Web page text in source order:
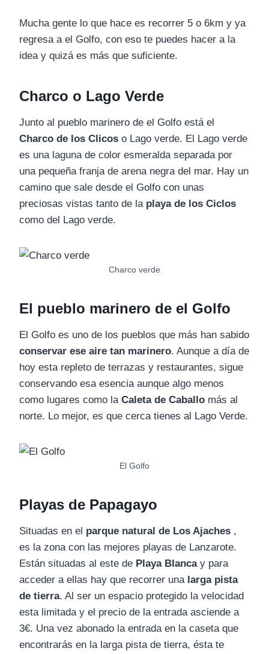
Mucha gente lo que hace es recorrer 5 o 6km y ya
regresa a el Golfo, con eso te puedes hacer a la
idea y quizá es más que suficiente.
Charco o Lago Verde
Junto al pueblo marinero de el Golfo está el
Charco de los Clicos o Lago verde. El Lago verde
es una laguna de color esmeralda separada por
una pequeña franja de arena negra del mar. Hay un
camino que sale desde el Golfo con unas
preciosas vistas tanto de la playa de los Ciclos
como del Lago verde.
Charco verde
El pueblo marinero de el Golfo
El Golfo es uno de los pueblos que más han sabido
conservar ese aire tan marinero. Aunque a día de
hoy esta repleto de terrazas y restaurantes, sigue
conservando esa esencia aunque algo menos
como lugares como la Caleta de Caballo más al
norte. Lo mejor, es que cerca tienes al Lago Verde.
El Golfo
Playas de Papagayo
Situadas en el parque natural de Los Ajaches ,
es la zona con las mejores playas de Lanzarote.
Están situadas al este de Playa Blancay para
acceder a ellas hay que recorrer una larga pista
de tierra. Al ser un espacio protegido la velocidad
esta limitada y el precio de la entrada asciende a
3€. Una vez abonado la entrada en la caseta que
encontrarás en la larga pista de tierra, ésta te